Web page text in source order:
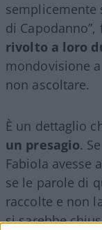
semplicemente
di Capodanno”,
rivolto a loro
mondovisione
non ascoltare.
È un dettaglio
un presagio.
Fabiola avesse
se le parole di
raccolte e non
si sarebbe